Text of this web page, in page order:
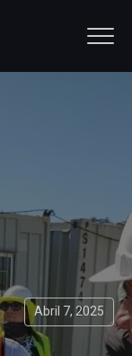
Abril 7, 2025